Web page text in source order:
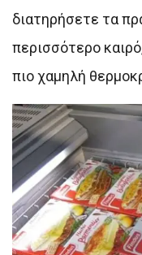
διατηρήσετε τα
περισσότερο
πιο χαμηλή